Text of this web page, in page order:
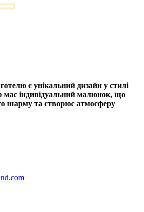
є унікальний дизайн у стилі
має індивідуальний малюнок, що
шарму та створює атмосферу